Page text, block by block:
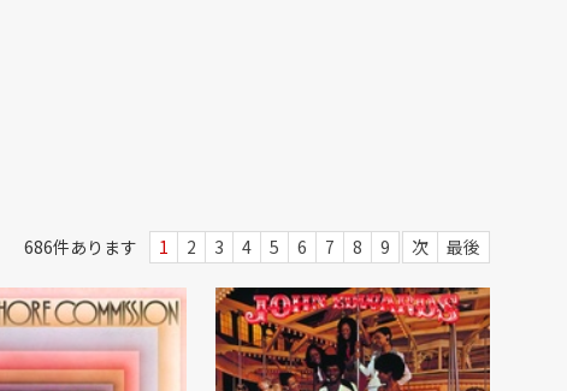
686件あります 1 2 3 4 5 6 7 8 9 次 最後